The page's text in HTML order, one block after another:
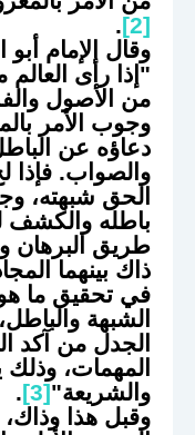
[2]
.
وقال الإمام أبو
"إذا رأى
من الأصول
وجوب الأمر
دعاؤه عن
والصواب.
الحق شبهته،
باطله والكشف
طريق البرهان
ذاك بينهما
في تحقيق ما
الشبهة
الجدل من آكد
المهمات، وذلك
والشريعة"[3]
.
وقبل هذا